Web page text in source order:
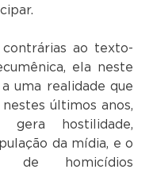
ao texto-
ela neste
uma realidade que
últimos anos,
hostilidade,
da mídia, e o
de homicídios